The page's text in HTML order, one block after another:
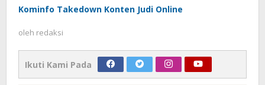
Kominfo Takedown Konten Judi Online
oleh redaksi
Ikuti Kami Pada